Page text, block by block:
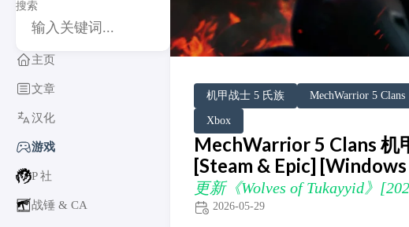
搜索
主页
文章
汉化
游戏
P 社
战锤 & CA
机甲战士 5 氏族 MechWarrior 5 Clans
DLC Unlock
DLC 补丁
DLC Patch
PC Game Pass
XGP
Xbox
Windows
SteamOS
MechWarrior 5 Clans 机
[Steam & Epic]
更新《Wolves of Tukayyid》
2026-05-29